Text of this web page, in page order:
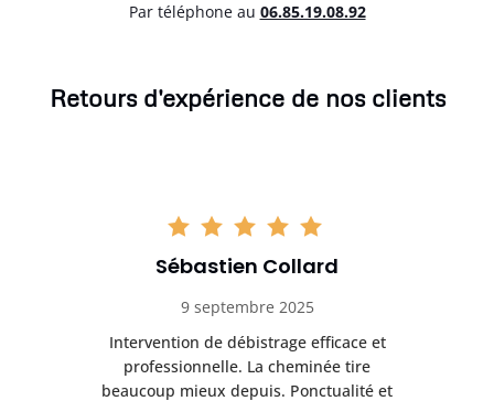
Par téléphone au 06.85.19.08.92
Retours d'expérience de nos clients
Sébastien Collard
9 septembre 2025
Intervention de débistrage efficace et
professionnelle. La cheminée tire
beaucoup mieux depuis. Ponctualité et